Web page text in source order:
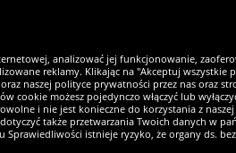
analizować jej funkcjonowanie,
reklamy. Klikając na "Akceptuj wszystkie
naszej polityce prywatności przez nas oraz
możesz pojedynczo włączyć lub
i nie jest konieczne do korzystania z
także przetwarzania Twoich danych w
istnieje ryzyko, że organy ds.